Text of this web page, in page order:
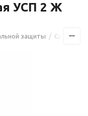
УСП 2 Ж
защиты / Средства